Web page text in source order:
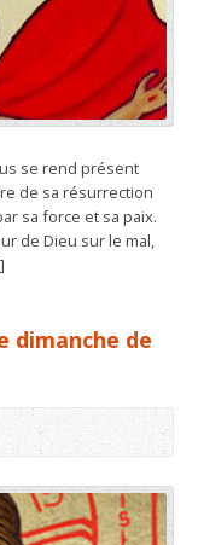
se rend présent
de sa résurrection
sa force et sa paix.
de Dieu sur le mal,
dimanche de